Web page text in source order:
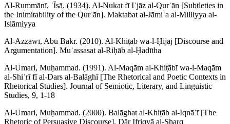
Al-Rummānī, ʿĪsā. (1934). Al-Nukat fī Iʿjāz al-Qurʾān [Subtleties in
the Inimitability of the Qurʾān]. Maktabat al-Jāmiʿa al-Milliyya al-
Islāmiyya
Al-Azzāwī, Abū Bakr. (2010). Al-Khiṭāb wa-l-Ḥijāj [Discourse and
Argumentation]. Muʾassasat al-Riḥāb al-Ḥadītha
Al-Umari, Muḥammad. (1991). Al-Maqām al-Khiṭābī wa-l-Maqām
al-Shiʿrī fī al-Dars al-Balāghī [The Rhetorical and Poetic Contexts in
Rhetorical Studies]. Journal of Semiotic, Literary, and Linguistic
Studies, 9, 1-18
Al-Umari, Muḥammad. (2000). Balāghat al-Khiṭāb al-Iqnāʿī [The
Rhetoric of Persuasive Discourse]. Dār Ifriqyā al-Sharq